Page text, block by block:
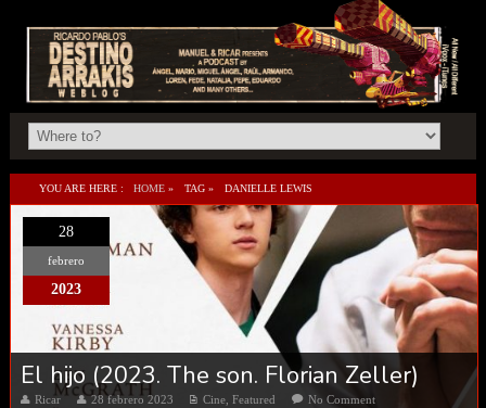
YOU ARE HERE : HOME » TAG » DANIELLE LEWIS
28
febrero
2023
El hijo (2023. The son. Florian Zeller)
Ricar 28 febrero 2023 Cine, Featured No Comment